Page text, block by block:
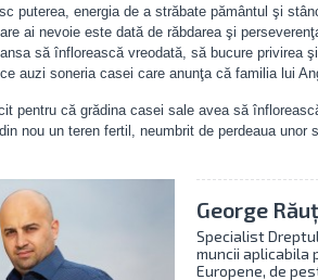
puterea, energia de a străbate pământul şi
ai nevoie este dată de răbdarea şi
să înflorească vreodată, să bucure privirea
auzi soneria casei care anunţa că familia lui
pentru că grădina casei sale avea să
nou un teren fertil, neumbrit de perdeaua unor
George
Specialist
muncii aplicabila
Europene, de